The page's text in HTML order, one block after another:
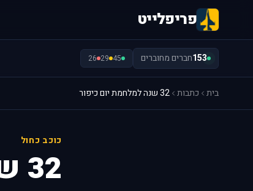
פריפלייט
153חברים מחוברים 45
29
26
בית כתבות 32 שנה למלחמת יום כיפור
כוכב כחול
32 שנה למלחמת יום כיפור